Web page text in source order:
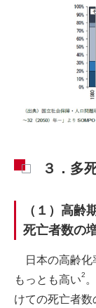
３．多
（１）高齢
死亡者数の
日本の高齢
もっとも高い2
けての死亡者